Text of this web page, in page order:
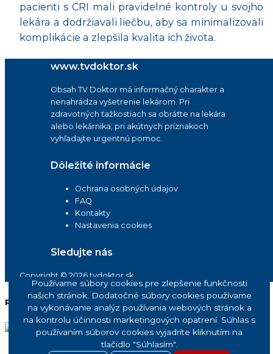
pacienti s CRI mali pravidelné kontroly u svojho
lekára a dodržiavali liečbu, aby sa minimalizovali
komplikácie a zlepšila kvalita ich života.
www.tvdoktor.sk
Obsah TV Doktor má informačný charakter a
nenahrádza vyšetrenie lekárom. Pri
zdravotných ťažkostiach sa obráťte na lekára
alebo lekárnika; pri akútnych príznakoch
vyhľadajte urgentnú pomoc.
Dôležité informácie
Ochrana osobných údajov
FAQ
Kontakty
Nastavenia cookies
Sledujte nás
Copyright © 2026 tvdoktor.sk
Reklama
Používame súbory cookies pre zlepšenie funkčnosti
našich stránok. Dodatočné súbory cookies používame
na vykonávanie analýz používania webových stránok a
na kontrolu účinnosti marketingových opatrení. Súhlas s
používaním súborov cookies vyjadríte kliknutím na
tlačidlo "Súhlasím".